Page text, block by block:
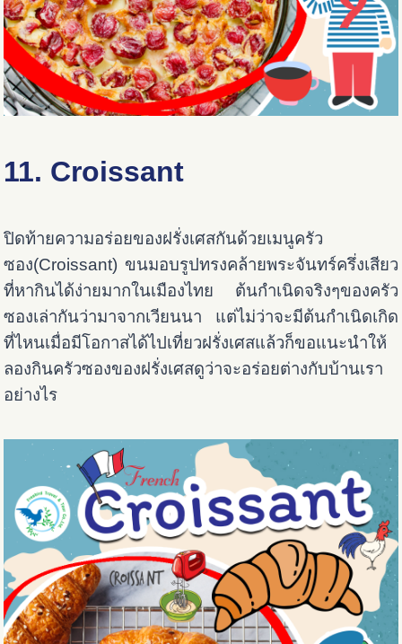
11. Croissant
ปิดท้ายความอร่อยของฝรั่งเศสกันด้วยเมนูครัว
ซอง(Croissant) ขนมอบรูปทรงคล้ายพระจันทร์ครึ่งเสียว
ที่หากินได้ง่ายมากในเมืองไทย ต้นกำเนิดจริงๆของครัว
ซองเล่ากันว่ามาจากเวียนนา แต่ไม่ว่าจะมีต้นกำเนิดเกิด
ที่ไหนเมื่อมีโอกาสได้ไปเที่ยวฝรั่งเศสแล้วก็ขอแนะนำให้
ลองกินครัวซองของฝรั่งเศสดูว่าจะอร่อยต่างกับบ้านเรา
อย่างไร